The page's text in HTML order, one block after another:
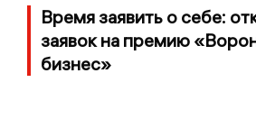
Время заявить о себе:
заявок на премию
бизнес»